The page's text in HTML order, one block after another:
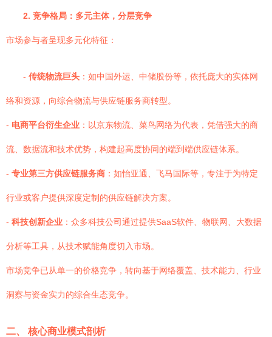
2. 竞争格局：多元主体，分层竞争
市场参与者呈现多元化特征：
- 传统物流巨头 ：如中国外运、中储股份等，依托庞大的实体网
络和资源，向综合物流与供应链服务商转型。
- 电商平台衍生企业 ：以京东物流、菜鸟网络为代表，凭借强大的商
流、数据流和技术优势，构建起高度协同的端到端供应链体系。
- 专业第三方供应链服务商 ：如怡亚通、飞马国际等，专注于为特定
行业或客户提供深度定制的供应链解决方案。
- 科技创新企业 ：众多科技公司通过提供SaaS软件、物联网、大数据
分析等工具，从技术赋能角度切入市场。
市场竞争已从单一的价格竞争，转向基于网络覆盖、技术能力、行业
洞察与资金实力的综合生态竞争。
二、 核心商业模式剖析